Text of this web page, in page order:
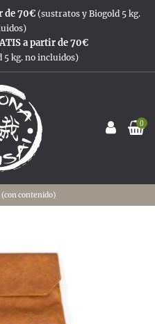
de 70€ (sustratos y Biogold 5 kg.
a partir de 70€
5 kg. no incluidos)
0
(con contenido)